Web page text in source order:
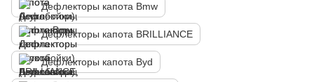
Дефлекторы капота Bmw
Дефлекторы капота BRILLIANCE
Дефлекторы капота Byd